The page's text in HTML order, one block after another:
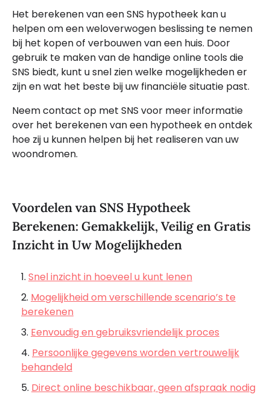
Het berekenen van een SNS hypotheek kan u
helpen om een weloverwogen beslissing te nemen
bij het kopen of verbouwen van een huis. Door
gebruik te maken van de handige online tools die
SNS biedt, kunt u snel zien welke mogelijkheden er
zijn en wat het beste bij uw financiële situatie past.
Neem contact op met SNS voor meer informatie
over het berekenen van een hypotheek en ontdek
hoe zij u kunnen helpen bij het realiseren van uw
woondromen.
Voordelen van SNS Hypotheek
Berekenen: Gemakkelijk, Veilig en Gratis
Inzicht in Uw Mogelijkheden
Snel inzicht in hoeveel u kunt lenen
Mogelijkheid om verschillende scenario’s te
berekenen
Eenvoudig en gebruiksvriendelijk proces
Persoonlijke gegevens worden vertrouwelijk
behandeld
Direct online beschikbaar, geen afspraak nodig